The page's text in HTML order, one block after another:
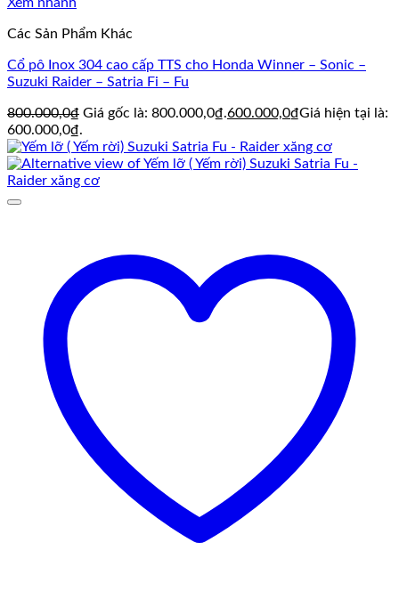
Các Sản Phẩm Khác
Cổ pô Inox 304 cao cấp TTS cho Honda Winner – Sonic –
Suzuki Raider – Satria Fi – Fu
800.000,0₫ Giá gốc là: 800.000,0₫.600.000,0₫Giá hiện tại là:
600.000,0₫.